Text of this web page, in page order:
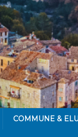
COMMUNE &